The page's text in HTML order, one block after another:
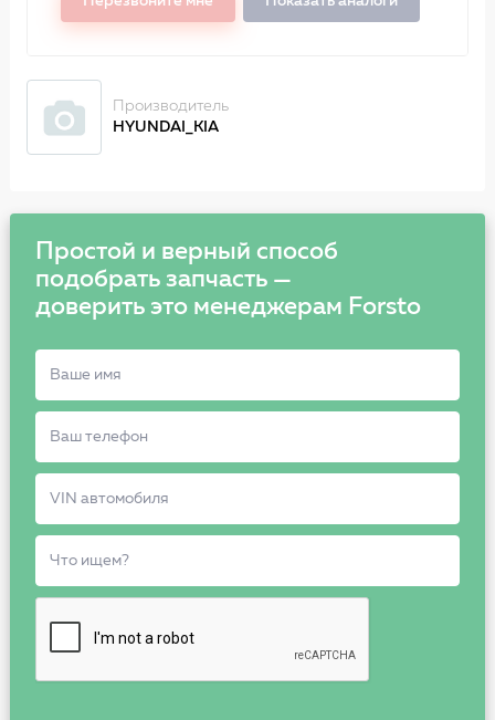
Производитель
HYUNDAI_KIA
Простой и верный способ
подобрать запчасть —
доверить это менеджерам Forsto